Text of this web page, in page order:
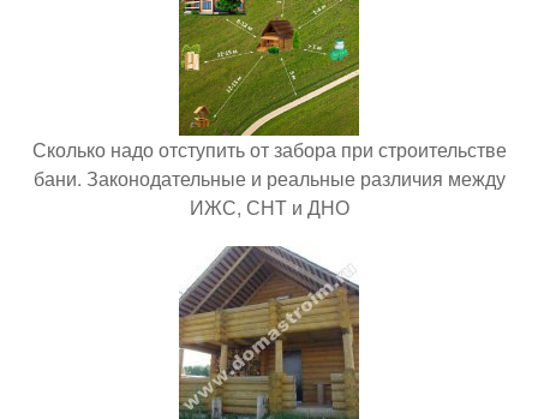
Сколько надо отступить от забора при строительстве
бани. Законодательные и реальные различия между
ИЖС, СНТ и ДНО